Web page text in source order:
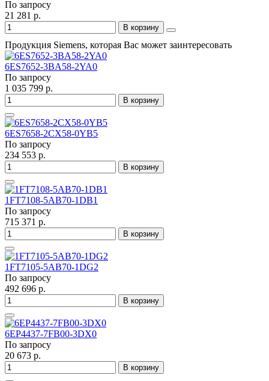
По запросу
21 281 р.
В корзину
Продукция Siemens, которая Вас может заинтересовать
6ES7652-3BA58-2YA0
По запросу
1 035 799 р.
В корзину
6ES7658-2CX58-0YB5
По запросу
234 553 р.
В корзину
1FT7108-5AB70-1DB1
По запросу
715 371 р.
В корзину
1FT7105-5AB70-1DG2
По запросу
492 696 р.
В корзину
6EP4437-7FB00-3DX0
По запросу
20 673 р.
В корзину